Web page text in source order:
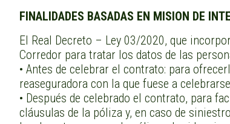
FINALIDADES BASADAS EN MISION DE
El Real Decreto – Ley 03/2020, que
Corredor para tratar los datos de las
• Antes de celebrar el contrato: para
reaseguradora con la que fuese a
• Después de celebrado el contrato, para
cláusulas de la póliza y, en caso de